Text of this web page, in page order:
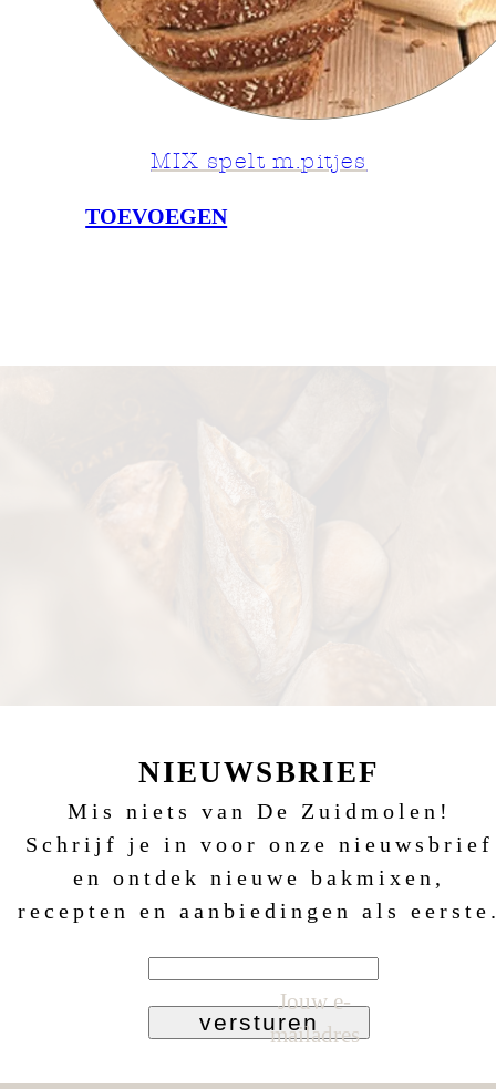
MIX spelt m.pitjes
TOEVOEGEN
NIEUWSBRIEF
Mis niets van De Zuidmolen!
Schrijf je in voor onze nieuwsbrief
en ontdek nieuwe bakmixen,
recepten en aanbiedingen als
Jouw e-
mailadres
versturen